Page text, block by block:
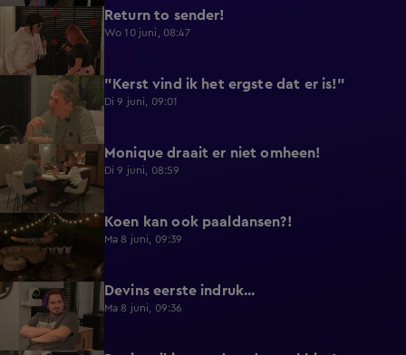
0:36 Return to sender!
Wo 10 juni, 08:47
"Kerst vind ik het ergste dat er is!"
Di 9 juni, 09:01
0:29 Monique draait er niet omheen!
Di 9 juni, 08:59
0:38 Koen kan ook paaldansen?!
Ma 8 juni, 09:39
0:30 Devins eerste indruk...
Ma 8 juni, 09:36